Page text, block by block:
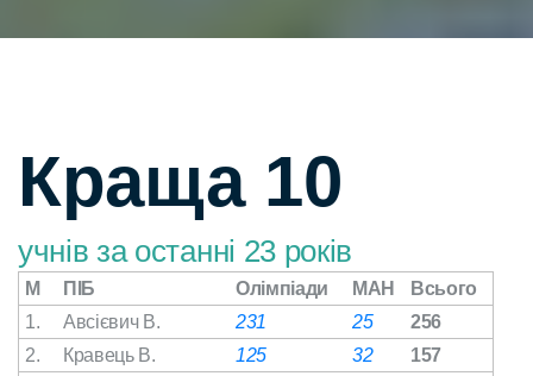
Краща 10
учнів за останні 23 років
М ПІБ Олімпіади МАН
Всього
1.
Авсієвич В. 231 25
256
2.
Кравець В. 125 32
157